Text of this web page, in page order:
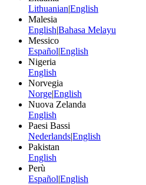
Lithuanian|English
Malesia
English|Bahasa Melayu
Messico
Español|English
Nigeria
English
Norvegia
Norge|English
Nuova Zelanda
English
Paesi Bassi
Nederlands|English
Pakistan
English
Perù
Español|English